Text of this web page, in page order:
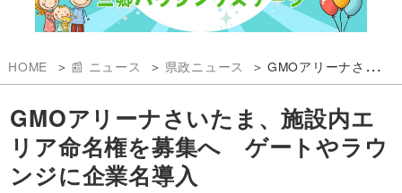
HOME 📰 ニュース 県政ニュース GMOアリーナさいたま、施設内エリア命名権を募集へ ゲートやラウンジに企業名導入
GMOアリーナさいたま、施設内エ
リア命名権を募集へ ゲートやラウ
ンジに企業名導入